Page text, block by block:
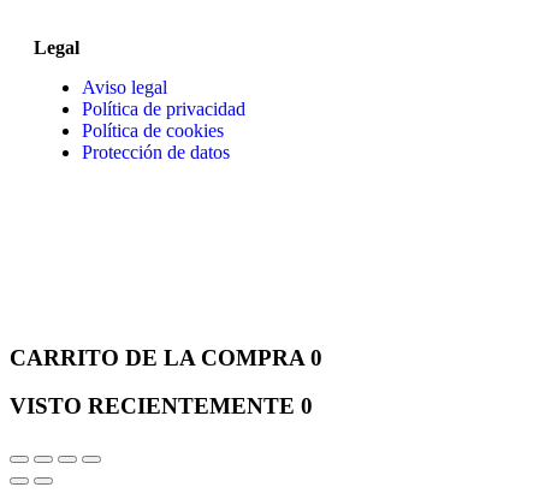
Legal
Aviso legal
Política de privacidad
Política de cookies
Protección de datos
CARRITO DE LA COMPRA 0
VISTO RECIENTEMENTE 0